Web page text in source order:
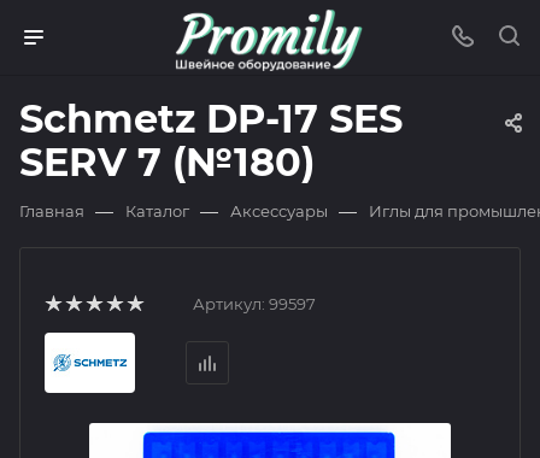
Schmetz DP-17 SES
SERV 7 (№180)
Главная — Каталог — Аксессуары — Иглы для
Артикул: 99597